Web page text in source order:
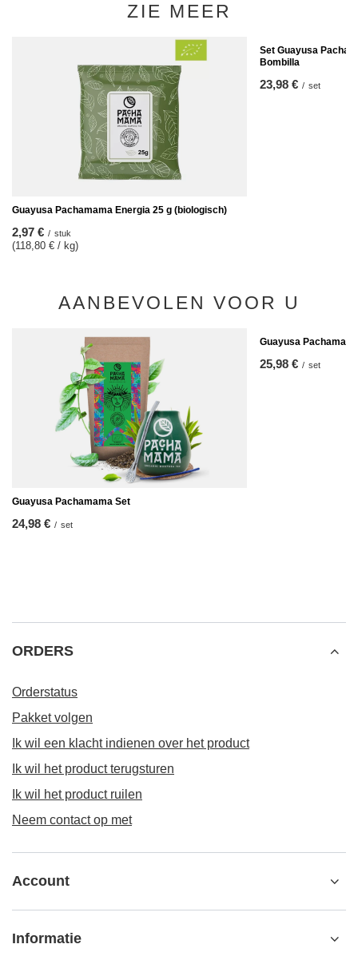
ZIE MEER
Guayusa Pachamama Energia 25 g (biologisch)
2,97 € / stuk
(118,80 € / kg)
Set Guayusa
Bombilla
23,98 € / set
AANBEVOLEN VOOR U
Guayusa Pachamama Set
24,98 € / set
Guayusa
25,98 € / set
ORDERS
Orderstatus
Pakket volgen
Ik wil een klacht indienen over het product
Ik wil het product terugsturen
Ik wil het product ruilen
Neem contact op met
Account
Informatie